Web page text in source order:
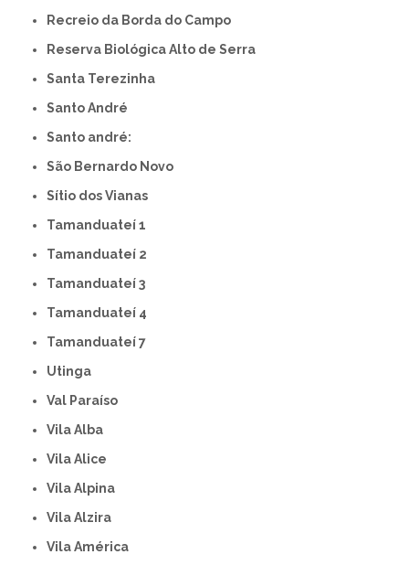
Recreio da Borda do Campo
Reserva Biológica Alto de Serra
Santa Terezinha
Santo André
Santo andré:
São Bernardo Novo
Sítio dos Vianas
Tamanduateí 1
Tamanduateí 2
Tamanduateí 3
Tamanduateí 4
Tamanduateí 7
Utinga
Val Paraíso
Vila Alba
Vila Alice
Vila Alpina
Vila Alzira
Vila América